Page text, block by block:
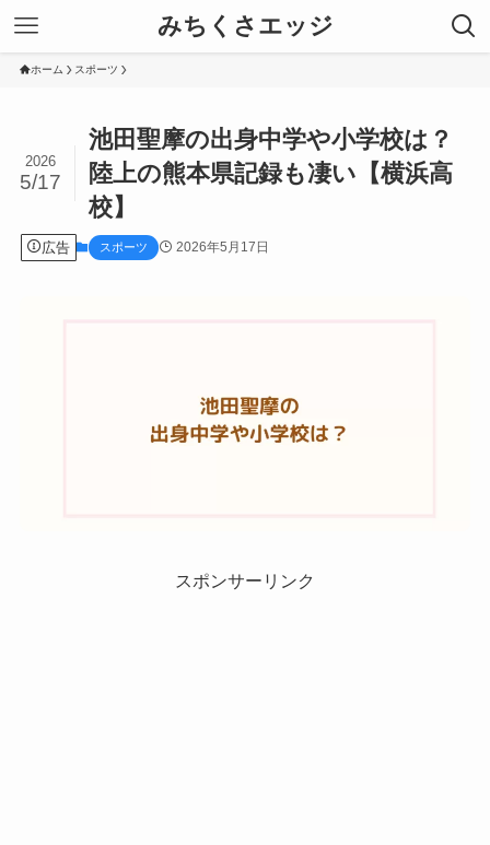
みちくさエッジ
ホーム スポーツ
池田聖摩の出身中学や小学校は？
陸上の熊本県記録も凄い【横浜高
校】
2026
5/17
広告 スポーツ 2026年5月17日
スポンサーリンク